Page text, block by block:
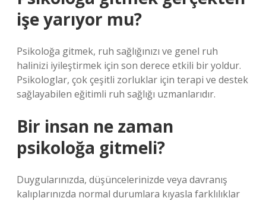
işe yarıyor mu?
Psikoloğa gitmek, ruh sağlığınızı ve genel ruh
halinizi iyileştirmek için son derece etkili bir yoldur.
Psikologlar, çok çeşitli zorluklar için terapi ve destek
sağlayabilen eğitimli ruh sağlığı uzmanlarıdır.
Bir insan ne zaman
psikoloğa gitmeli?
Duygularınızda, düşüncelerinizde veya davranış
kalıplarınızda normal durumlara kıyasla farklılıklar